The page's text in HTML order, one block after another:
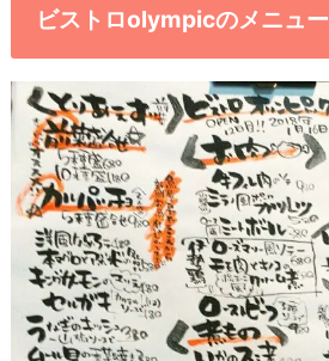
ビストロolympicのメニュー